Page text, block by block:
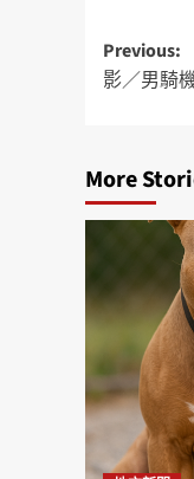
Previous:
影／男騎
More